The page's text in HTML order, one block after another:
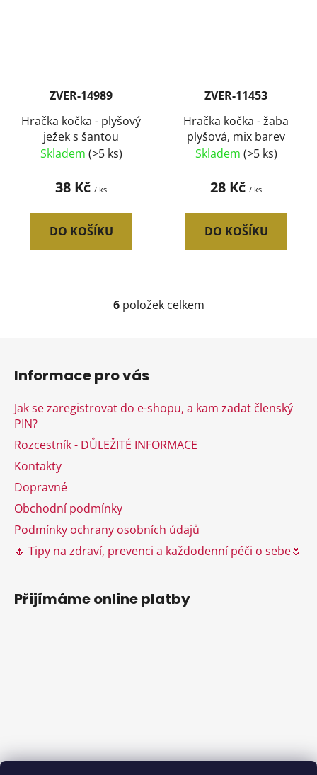
ZVER-14989
Hračka kočka - plyšový
ježek s šantou
Skladem (>5 ks)
38 Kč / ks
DO KOŠÍKU
ZVER-11453
Hračka kočka - žaba
plyšová, mix barev
Skladem (>5 ks)
28 Kč / ks
DO KOŠÍKU
O
c
p
r
ý
p
i
u
6položek celkem
Informace pro vás
Jak se zaregistrovat do e-shopu, a kam zadat členský
PIN?
Rozcestník - DŮLEŽITÉ INFORMACE
Kontakty
Dopravné
Obchodní podmínky
Podmínky ochrany osobních údajů
🌷 Tipy na zdraví, prevenci a každodenní péči o sebe🌷
Přijímáme online platby